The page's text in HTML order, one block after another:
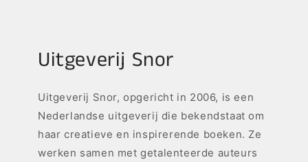
Uitgeverij Snor
Uitgeverij Snor, opgericht in 2006, is een
Nederlandse uitgeverij die bekendstaat om
haar creatieve en inspirerende boeken. Ze
werken samen met getalenteerde auteurs